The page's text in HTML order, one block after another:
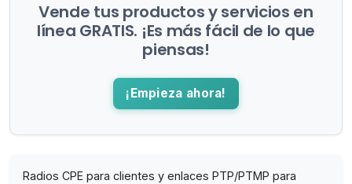
Vende tus productos y servicios en
línea GRATIS. ¡Es más fácil de lo que
piensas!
¡Empieza ahora!
Radios CPE para clientes y enlaces PTP/PTMP para